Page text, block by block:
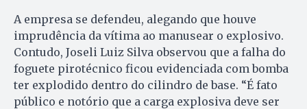
A empresa se defendeu, alegando que houve
imprudência da vítima ao manusear o explosivo.
Contudo, Joseli Luiz Silva observou que a falha do
foguete pirotécnico ficou evidenciada com bomba
ter explodido dentro do cilindro de base. “É fato
público e notório que a carga explosiva deve ser